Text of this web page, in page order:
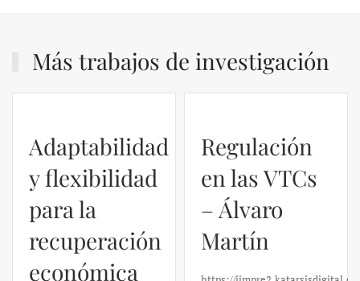
Más trabajos de investigación
Adaptabilidad
y flexibilidad
para la
recuperación
económica
Regulación
en las VTCs
– Álvaro
Martín